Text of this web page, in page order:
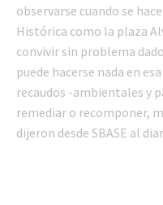
observarse cuando se
Histórica como la plaza
convivir sin problema
puede hacerse nada en
recaudos -ambientales y
remediar o recomponer,
dijeron desde SBASE al